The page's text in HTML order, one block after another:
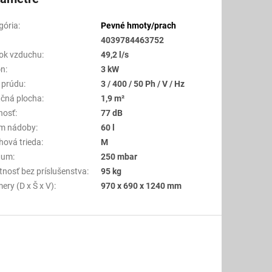
:
Pevné hmoty/prach
4039784463752
vzduchu:
49,2 l/s
:
3 kW
prúdu:
3 / 400 / 50 Ph / V / Hz
plocha:
1,9 m²
:
77 dB
nádoby:
60 l
trieda:
M
:
250 mbar
bez príslušenstva:
95 kg
(D x Š x V): 970 x 690 x 1240 mm